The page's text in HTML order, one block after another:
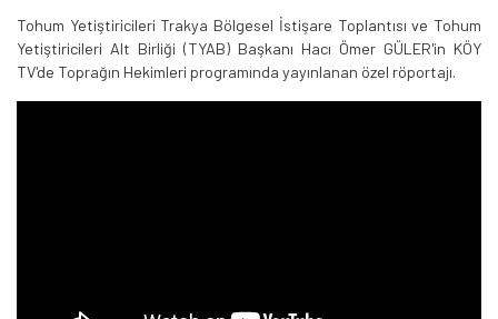
Tohum Yetiştiricileri Trakya Bölgesel İstişare Toplantısı ve Tohum
Yetiştiricileri Alt Birliği (TYAB) Başkanı Hacı Ömer GÜLER'in KÖY
TV'de Toprağın Hekimleri programında yayınlanan özel röportajı.